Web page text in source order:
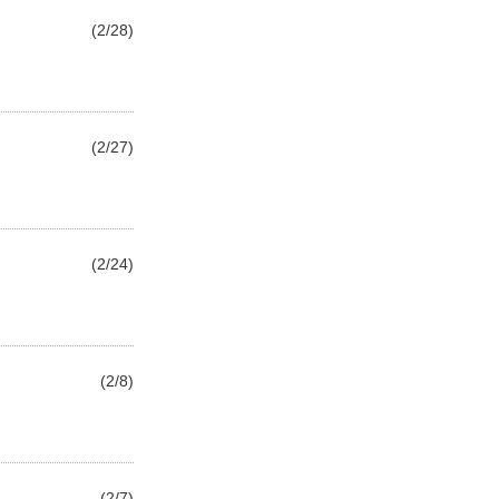
(2/28)
(2/27)
(2/24)
(2/8)